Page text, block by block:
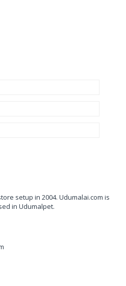
setup in 2004. Udumalai.com is
in Udumalpet.